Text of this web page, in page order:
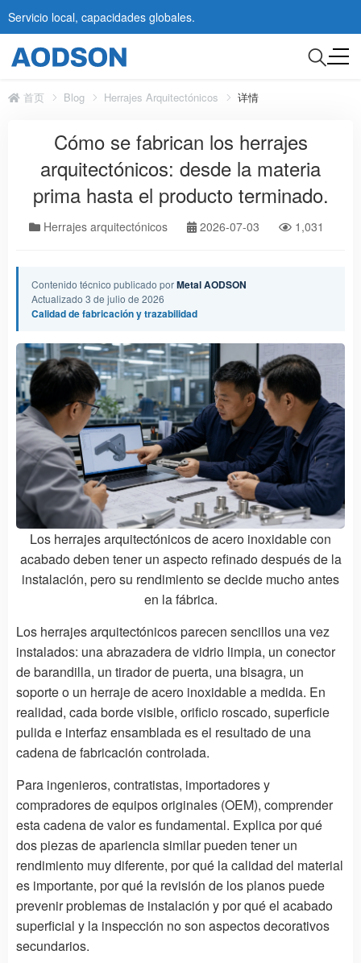
Servicio local, capacidades globales.
首页 Blog Herrajes Arquitectónicos 详情
Cómo se fabrican los herrajes
arquitectónicos: desde la materia
prima hasta el producto terminado.
Herrajes arquitectónicos 2026-07-03 1,031
Contenido técnico publicado porMetal AODSON
Actualizado 3 de julio de 2026
Calidad de fabricación y trazabilidad
Los herrajes arquitectónicos de acero inoxidable con
acabado deben tener un aspecto refinado después de la
instalación, pero su rendimiento se decide mucho antes
en la fábrica.
Los herrajes arquitectónicos parecen sencillos una vez
instalados: una abrazadera de vidrio limpia, un conector
de barandilla, un tirador de puerta, una bisagra, un
soporte o un herraje de acero inoxidable a medida. En
realidad, cada borde visible, orificio roscado, superficie
pulida e interfaz ensamblada es el resultado de una
cadena de fabricación controlada.
Para ingenieros, contratistas, importadores y
compradores de equipos originales (OEM), comprender
esta cadena de valor es fundamental. Explica por qué
dos piezas de apariencia similar pueden tener un
rendimiento muy diferente, por qué la calidad del material
es importante, por qué la revisión de los planos puede
prevenir problemas de instalación y por qué el acabado
superficial y la inspección no son aspectos decorativos
secundarios.